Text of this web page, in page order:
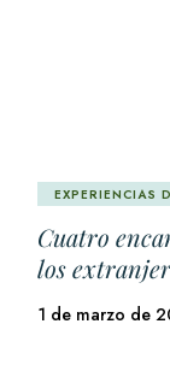
EXPERIENCIAS
Cuatro
los
1 de marzo de